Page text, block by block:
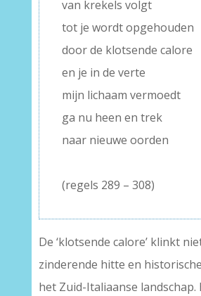
van krekels volgt
tot je wordt opgehouden
door de klotsende calore
en je in de verte
mijn lichaam vermoedt
ga nu heen en trek
naar nieuwe oorden
(regels 289 – 308)
De ‘klotsende calore’ klinkt
zinderende hitte en
het Zuid-Italiaanse landschap.